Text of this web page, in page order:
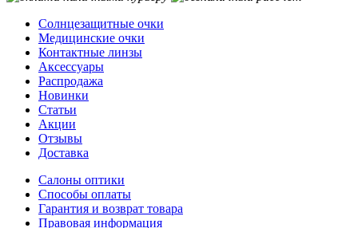
Солнцезащитные очки
Медицинские очки
Контактные линзы
Аксессуары
Распродажа
Новинки
Статьи
Акции
Отзывы
Доставка
Салоны оптики
Способы оплаты
Гарантия и возврат товара
Правовая информация